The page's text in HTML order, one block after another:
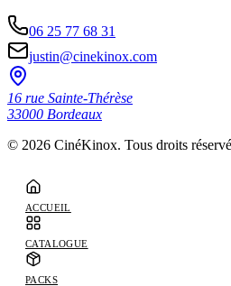
06 25 77 68 31
justin@cinekinox.com
16 rue Sainte-Thérèse
33000 Bordeaux
© 2026 CinéKinox. Tous droits
ACCUEIL
CATALOGUE
PACKS